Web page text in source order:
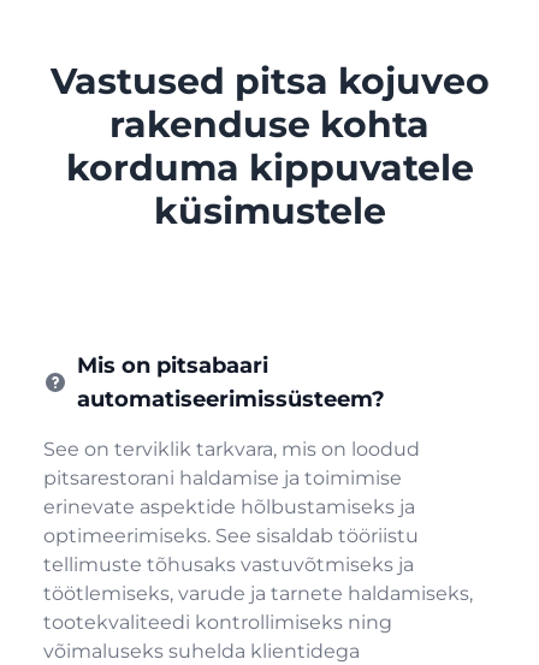
Vastused pitsa kojuveo
rakenduse kohta
korduma kippuvatele
küsimustele
Mis on pitsabaari
automatiseerimissüsteem?
See on terviklik tarkvara, mis on loodud
pitsarestorani haldamise ja toimimise
erinevate aspektide hõlbustamiseks ja
optimeerimiseks. See sisaldab tööriistu
tellimuste tõhusaks vastuvõtmiseks ja
töötlemiseks, varude ja tarnete haldamiseks,
tootekvaliteedi kontrollimiseks ning
võimaluseks suhelda klientidega